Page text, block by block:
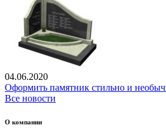
04.06.2020
Оформить памятник стильно и
Все новости
О компании